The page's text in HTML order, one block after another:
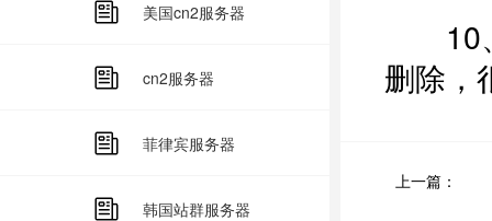
美国cn2服务器
cn2服务器
菲律宾服务器
韩国站群服务器
10、
删除，
上一篇：